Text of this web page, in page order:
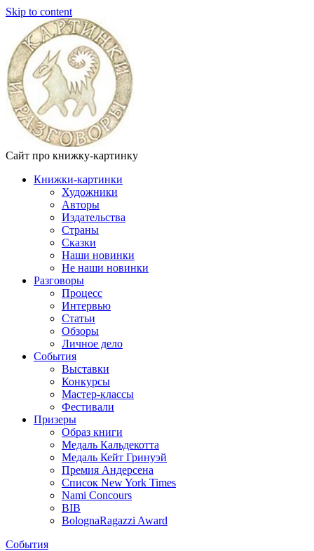
Skip to content
Сайт про книжку-картинку
Книжки-картинки
Художники
Авторы
Издательства
Страны
Сказки
Наши новинки
Не наши новинки
Разговоры
Процесс
Интервью
Статьи
Обзоры
Личное дело
События
Выставки
Конкурсы
Мастер-классы
Фестивали
Призеры
Образ книги
Медаль Кальдекотта
Медаль Кейт Гринуэй
Премия Андерсена
Список New York Times
Nami Concours
BIB
BolognaRagazzi Award
События